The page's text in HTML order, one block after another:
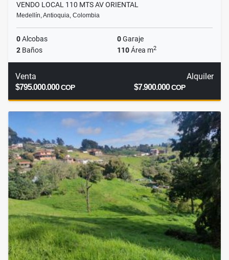
VENDO LOCAL 110 MTS AV ORIENTAL
Medellín, Antioquia, Colombia
0Alcobas 0Garaje
2 Baños 110Área m2
Venta
$795.000.000COP
Alquiler
$7.900.000COP